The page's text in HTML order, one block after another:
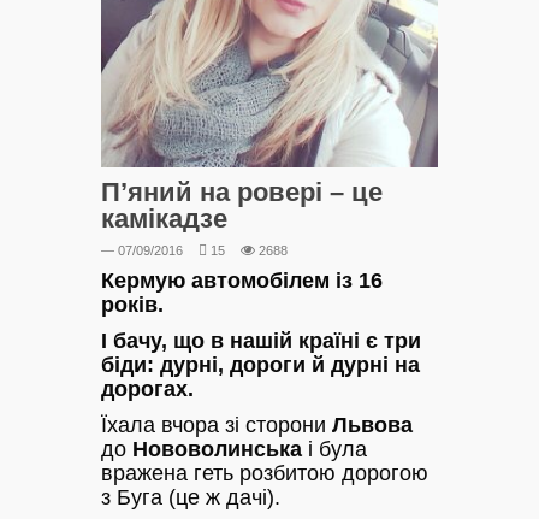
П’яний на ровері – це
камікадзе
— 07/09/2016 15 2688
Кермую автомобілем із 16
років.
І бачу, що в нашій країні є три
біди: дурні, дороги й дурні на
дорогах.
Їхала вчора зі сторони Львова
до Нововолинська і була
вражена геть розбитою дорогою
з Буга (це ж дачі).